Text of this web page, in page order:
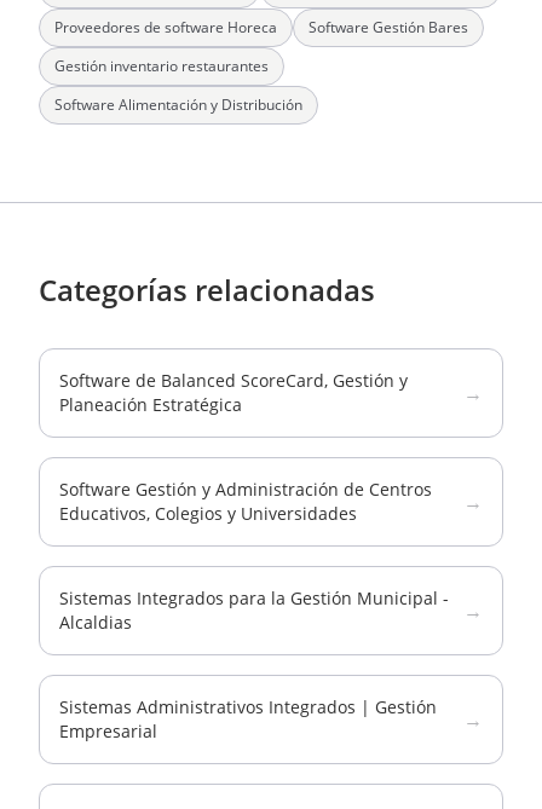
Proveedores de software Horeca
Software Gestión Bares
Gestión inventario restaurantes
Software Alimentación y Distribución
Categorías relacionadas
Software de Balanced ScoreCard, Gestión y
Planeación Estratégica
→
Software Gestión y Administración de Centros
Educativos, Colegios y Universidades
→
Sistemas Integrados para la Gestión Municipal -
Alcaldias
→
Sistemas Administrativos Integrados | Gestión
Empresarial
→